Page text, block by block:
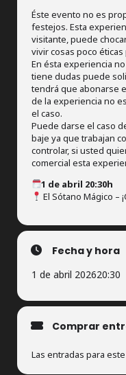
Éste evento no es
festejos. Esta
visitante, puede
vivir cosas poco
En ésta experiencia
tiene dudas puede
tendrá que abonarse
de la experiencia no
el caso.
Puede darse el caso
baje ya que trabajan
controlar, si usted
comercial esta
1 de abril 20:30h
El Sótano Mágico –
Fecha y hora
1 de abril 202620:30
Comprar
Las entradas para